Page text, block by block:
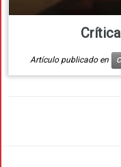
Artículo publicado en